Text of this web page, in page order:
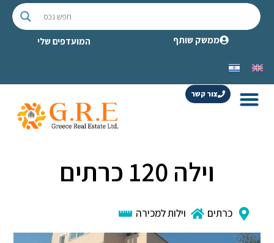
ממשק שותף המועדפים שלי
צור קשר
וילה 120 כרתים
כרתים וילות למכירה